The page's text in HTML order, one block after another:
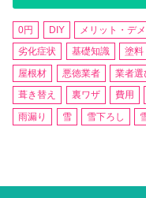
0円 DIY メリット・デ
劣化症状
基礎知識 塗料
屋根材
悪徳業者 業者選
葺き替え
裏ワザ 費用
雨漏り
雪 雪下ろし